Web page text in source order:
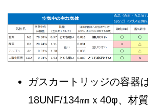
ガスカートリッジの容器
18UNF/134㎜ｘ40φ、材